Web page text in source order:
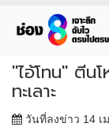
"ไอ้โทน" ตีน
ทะเลาะ
วันที่ลงข่าว 14 เ